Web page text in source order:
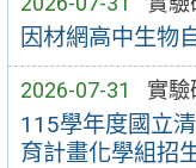
因材網高中生物
2026-07-31 實驗
115學年度國立
育計畫化學組招